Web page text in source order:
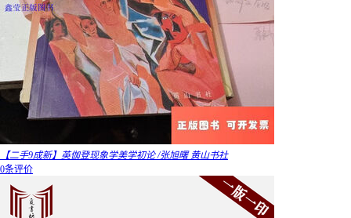
【二手9成新】英伽登现象学美学初论 /张旭曙 黄山书社
0条评价